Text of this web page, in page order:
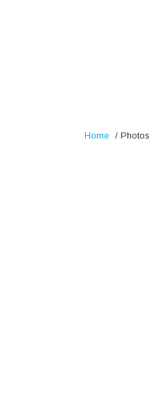
Home / Photos